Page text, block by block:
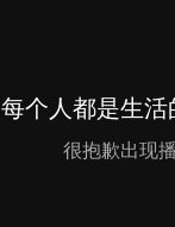
每个人都是生活
很抱歉出现